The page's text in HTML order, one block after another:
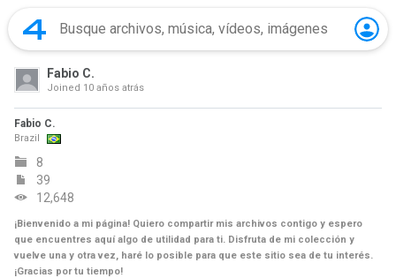
Fabio C.
Joined 10 años atrás
Fabio C.
Brazil
8
39
12,648
¡Bienvenido a mi página! Quiero compartir mis archivos contigo y espero
que encuentres aquí algo de utilidad para ti. Disfruta de mi colección y
vuelve una y otra vez, haré lo posible para que este sitio sea de tu interés.
¡Gracias por tu tiempo!